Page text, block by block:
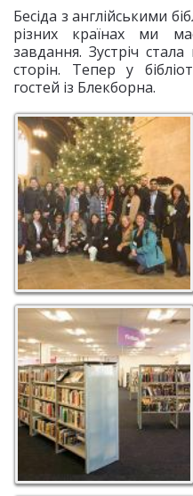
Бесіда з англійськими
різних країнах ми
завдання. Зустріч
сторін. Тепер у
гостей із Блекборна.